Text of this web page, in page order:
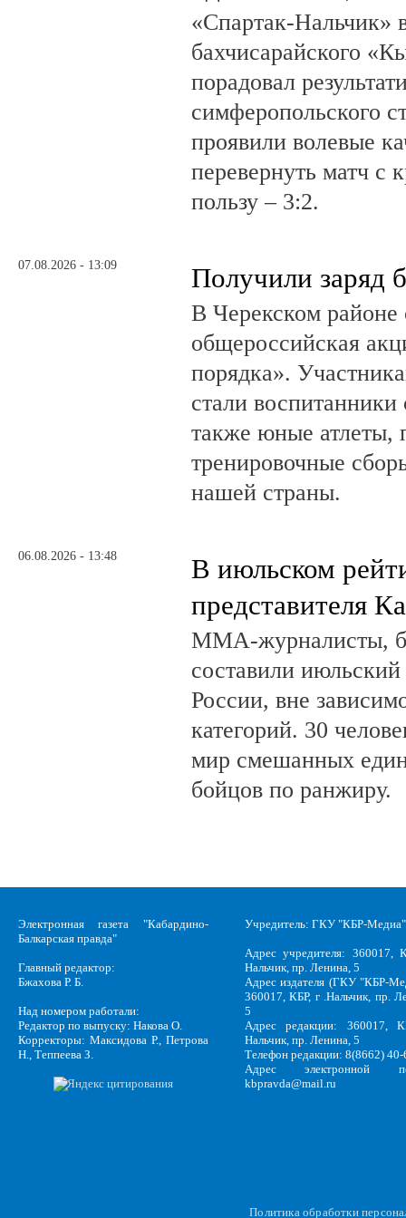
«Спартак-Нальчик»
бахчисарайского
порадовал
симферопольского
проявили волевые
перевернуть матч с
пользу – 3:2.
07.08.2026 - 13:09 Получили заряд
В Черекском районе
общероссийская
порядка».
стали
также юные атлеты,
тренировочные
нашей страны.
06.08.2026 - 13:48
В июльском
представителя
ММА-журналисты,
составили
России, вне
категорий. 30
мир смешанных
бойцов по ранжиру.
Электронная газета "Кабардино-
Балкарская правда"
Главный редактор:
Бжахова Р. Б.
Над номером работали:
Редактор по выпуску: Накова О.
Корректоры: Максидова Р., Петрова
Н., Теппеева З.
Учредитель: ГКУ "КБР-Медиа"
Адрес учредителя: 360017,
Нальчик, пр. Ленина, 5
Адрес издателя (ГКУ "КБР-
360017, КБР, г .Нальчик, пр.
5
Адрес редакции: 360017,
Нальчик, пр. Ленина, 5
Телефон редакции: 8(8662)
Адрес электронной
kbpravda@mail.ru
Политика обработки